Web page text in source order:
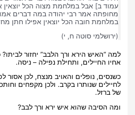
עמוד ב] אבל במלחמת מצוה הכל יוצאין
מחופתה אמר רבי יהודה במה דברים
במלחמת חובה הכל יוצאין אפילו חתן
(ירושלמי סוטה ח, י)
למה “האיש הירא ורך הלבב” יחזור
אחיו החיילים, ותחילת נפילה – ניסה.
כשנסים, נופלים והאויב מנצח, לכן אסור
לחיילים שנותרו בקרב. ולכן מקפחים
של ברזל.
ומה הסיבה שהוא איש ירא ורך לבב?